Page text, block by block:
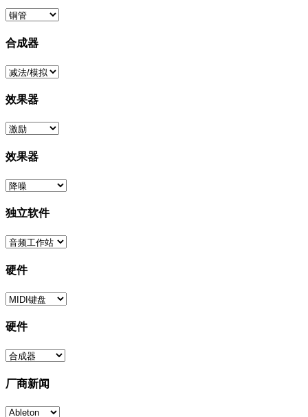
合成器
效果器
效果器
独立软件
硬件
硬件
厂商新闻